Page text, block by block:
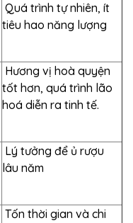
Quá trình tự nhiên, ít
tiêu hao năng lượng
Hương vị hoà quyện
tốt hơn, quá trình lão
hoá diễn ra tinh tế.
Lý tưởng để ủ rượu
lâu năm
Tốn thời gian và chi